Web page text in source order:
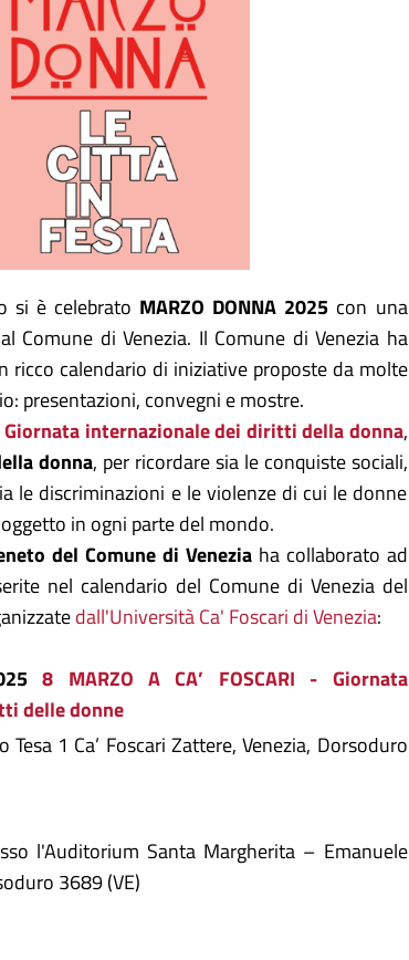
si è celebrato MARZO DONNA 2025 con una
Comune di Venezia. Il Comune di Venezia ha
ricco calendario di iniziative proposte da molte
presentazioni, convegni e mostre.
Giornata internazionale dei diritti della donna,
donna, per ricordare sia le conquiste sociali,
le discriminazioni e le violenze di cui le donne
in ogni parte del mondo.
del Comune di Veneziaha collaborato ad
nel calendario del Comune di Venezia del
dall'Università Ca' Foscari di Venezia:
8 MARZO A CA’ FOSCARI - Giornata
delle donne
Tesa 1 Ca’ Foscari Zattere, Venezia, Dorsoduro
l'Auditorium Santa Margherita – Emanuele
3689 (VE)